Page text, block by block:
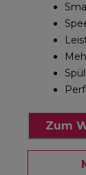
Zum